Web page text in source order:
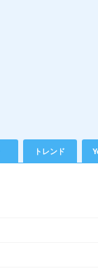
トレンド